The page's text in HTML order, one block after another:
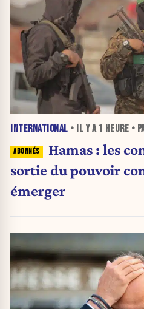
INTERNATIONAL • IL Y A 1 HEURE •
Hamas : les
sortie du pouvoir
émerger